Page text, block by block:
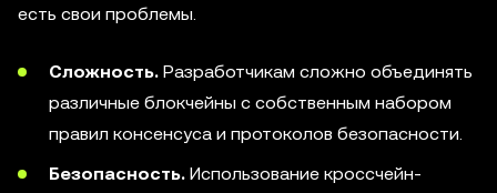
есть свои проблемы.
Сложность. Разработчикам сложно объединять
различные блокчейны с собственным набором
правил консенсуса и протоколов безопасности.
Безопасность. Использование кроссчейн-